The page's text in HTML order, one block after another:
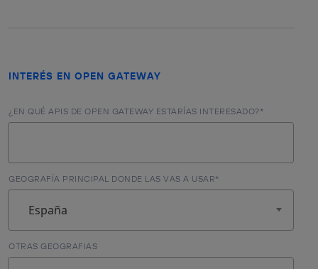
INTERÉS EN OPEN GATEWAY
¿EN QUÉ APIS DE OPEN GATEWAY ESTARÍAS INTERESADO?*
GEOGRAFÍA PRINCIPAL DONDE LAS VAS A USAR*
España
OTRAS GEOGRAFIAS